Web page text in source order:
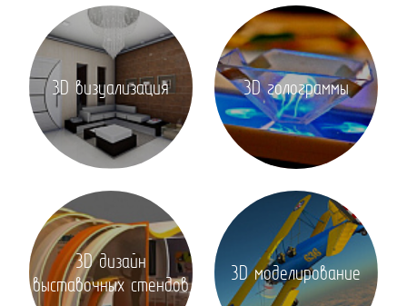
3D визуализация 3D голограммы
3D дизайн
выставочных стендов
3D моделирование